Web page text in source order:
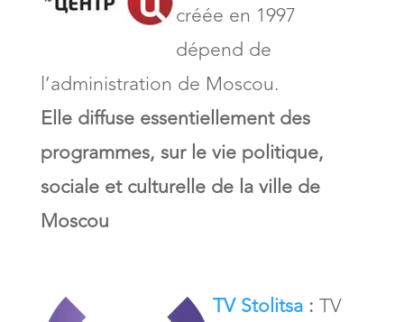
créée en 1997
dépend de
l’administration de Moscou.
Elle diffuse essentiellement des
programmes, sur le vie politique,
sociale et culturelle de la ville de
Moscou
TV Stolitsa: TV